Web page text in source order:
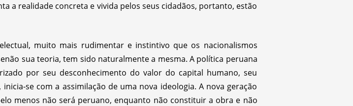
a realidade concreta e vivida pelos seus cidadãos, portanto, estão
muito mais rudimentar e instintivo que os nacionalismos
sua teoria, tem sido naturalmente a mesma. A política peruana
por seu desconhecimento do valor do capital humano, seu
se com a assimilação de uma nova ideologia. A nova geração
menos não será peruano, enquanto não constituir a obra e não